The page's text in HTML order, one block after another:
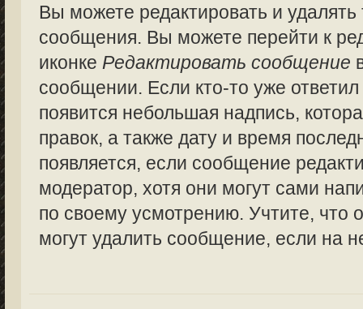
Вы можете редактировать и
сообщения. Вы можете перейти к
иконке Редактировать сообщение
сообщении. Если кто-то уже
появится небольшая надпись,
правок, а также дату и время
появляется, если сообщение
модератор, хотя они могут сами
по своему усмотрению. Учтите, что
могут удалить сообщение, если на